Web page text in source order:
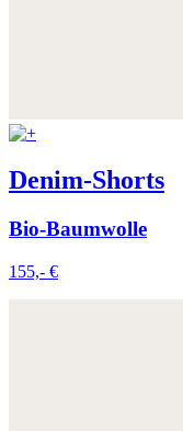
Denim-Shorts
Bio-Baumwolle
155,- €